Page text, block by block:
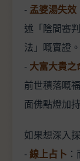
- 孟婆湯失效
述「陰間審
法」嘅實證。
- 大富大貴之
前世積落嘅
面佛點燈加
如果想深入
- 線上占卜